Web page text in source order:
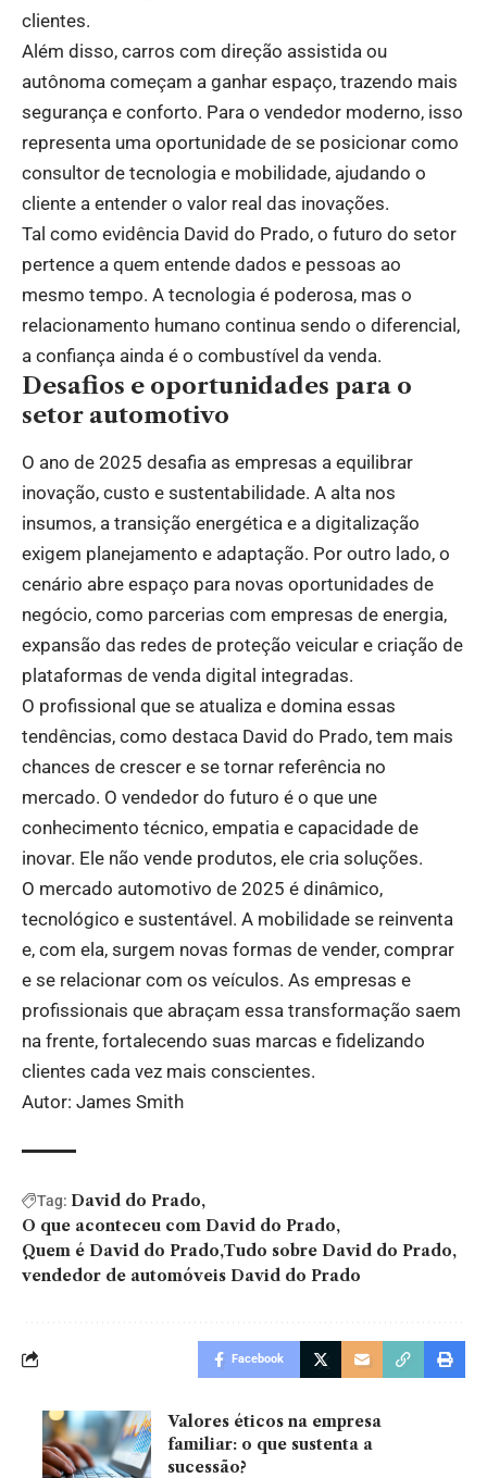
clientes.
Além disso, carros com direção assistida ou
autônoma começam a ganhar espaço, trazendo mais
segurança e conforto. Para o vendedor moderno, isso
representa uma oportunidade de se posicionar como
consultor de tecnologia e mobilidade, ajudando o
cliente a entender o valor real das inovações.
Tal como evidência David do Prado, o futuro do setor
pertence a quem entende dados e pessoas ao
mesmo tempo. A tecnologia é poderosa, mas o
relacionamento humano continua sendo o diferencial,
a confiança ainda é o combustível da venda.
Desafios e oportunidades para o
setor automotivo
O ano de 2025 desafia as empresas a equilibrar
inovação, custo e sustentabilidade. A alta nos
insumos, a transição energética e a digitalização
exigem planejamento e adaptação. Por outro lado, o
cenário abre espaço para novas oportunidades de
negócio, como parcerias com empresas de energia,
expansão das redes de proteção veicular e criação de
plataformas de venda digital integradas.
O profissional que se atualiza e domina essas
tendências, como destaca David do Prado, tem mais
chances de crescer e se tornar referência no
mercado. O vendedor do futuro é o que une
conhecimento técnico, empatia e capacidade de
inovar. Ele não vende produtos, ele cria soluções.
O mercado automotivo de 2025 é dinâmico,
tecnológico e sustentável. A mobilidade se reinventa
e, com ela, surgem novas formas de vender, comprar
e se relacionar com os veículos. As empresas e
profissionais que abraçam essa transformação saem
na frente, fortalecendo suas marcas e fidelizando
clientes cada vez mais conscientes.
Autor: James Smith
Tag: David do Prado
O que aconteceu com David do Prado
Quem é David do Prado Tudo sobre David do Prado
vendedor de automóveis David do Prado
Facebook
Valores éticos na empresa
familiar: o que sustenta a
sucessão?